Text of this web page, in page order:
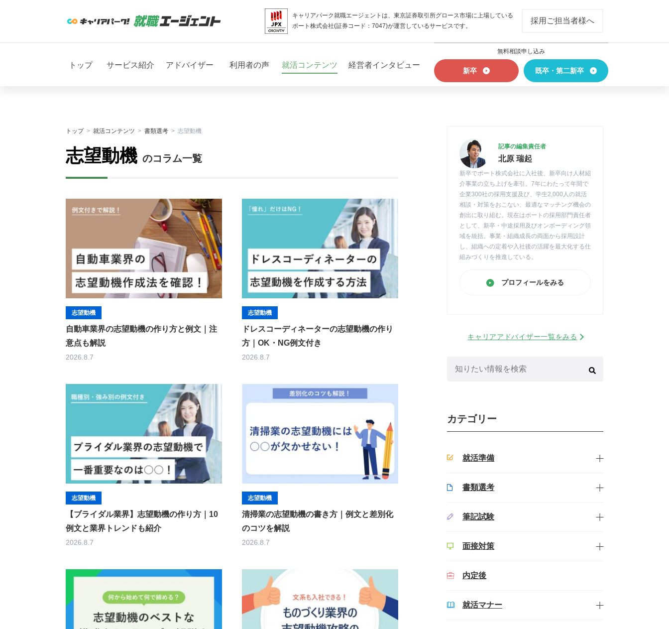
キャリアパーク就職エージェントは、東京証券取引所グロース市場に上場している
ポート株式会社(証券コード：7047)が運営しているサービスです。
採用ご担当者様へ
トップ サービス紹介 アドバイザー 利用者の声 就活コンテンツ 経営者インタビュー
無料相談申し込み
新卒 既卒・第二新卒
トップ 就活コンテンツ 書類選考 志望動機
志望動機 のコラム一覧
志望動機
自動車業界の志望動機の作り方と例文｜注
意点も解説
2026.8.7
志望動機
ドレスコーディネーターの志望動機の作り
方｜OK・NG例文付き
2026.8.7
志望動機
【ブライダル業界】志望動機の作り方｜10
例文と業界トレンドも紹介
2026.8.7
志望動機
清掃業の志望動機の書き方｜例文と差別化
のコツを解説
2026.8.7
記事の編集責任者
北原 瑞起
新卒でポート株式会社に入社後、新卒向け人材紹
介事業の立ち上げを牽引。7年にわたって年間で
企業300社の採用支援及び、学生2,000人の就活
相談・対策をおこない、最適なマッチング機会の
創出に取り組む。現在はポートの採用部門責任者
として、新卒・中途採用及びオンボーディング領
域を統括。事業・組織成長の両面から採用設計
し、組織への定着や入社後の活躍を最大化する仕
組みづくりを推進している。
プロフィールをみる
キャリアアドバイザー一覧をみる
カテゴリー
就活準備
書類選考
筆記試験
面接対策
内定後
就活マナー